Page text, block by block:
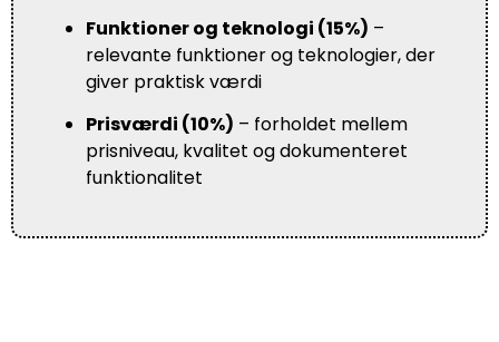
Funktioner og teknologi (15%) –
relevante funktioner og teknologier, der
giver praktisk værdi
Prisværdi (10%) – forholdet mellem
prisniveau, kvalitet og dokumenteret
funktionalitet